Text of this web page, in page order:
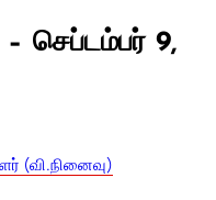
செப்டம்பர் 9,
(வி.நினைவு)